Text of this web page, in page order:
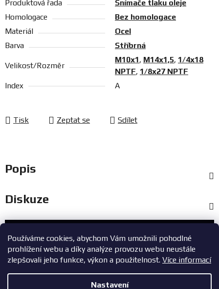
Používáme cookies, abychom Vám umožnili pohodlné
prohlížení webu a díky analýze provozu webu neustále
zlepšovali jeho funkce, výkon a použitelnost. Více informací
Nastavení
Produktová řada
Snímače tlaku oleje
Homologace
Bez homologace
Materiál
Ocel
Barva
Stříbrná
Velikost/Rozměr
M10x1, M14x1,5, 1/4x18
NPTF, 1/8x27 NPTF
Index
A
Tisk Zeptat se Sdílet
Popis
Diskuze
Zákaznický servis
+420 603 785 748